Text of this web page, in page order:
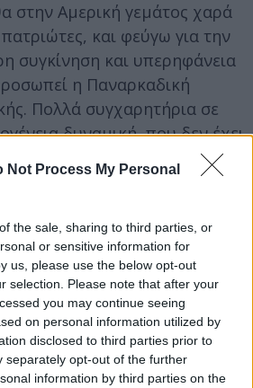
Not Process My Personal
the sale, sharing to third parties, or
or sensitive information for
us, please use the below opt-out
selection. Please note that after your
you may continue seeing
on personal information utilized by
disclosed to third parties prior to
separately opt-out of the further
information by third parties on the
στην Αμερική γεμάτος χαρά
και φεύγω για την
συγκίνηση και υπερηφάνεια
η Παναρκαδική
Πολλά συγχαρητήρια σε
δυναμική, που δεν έχει
συνέδριο αφιερωμένο στη
το πώς η Παναρκαδική θα
και να παράγει έργο και
και την αλληλεγγύη όλων
προς τους ξενιτεμένους
για όσα προσφέρετε
να δείχνετε αγάπη για την